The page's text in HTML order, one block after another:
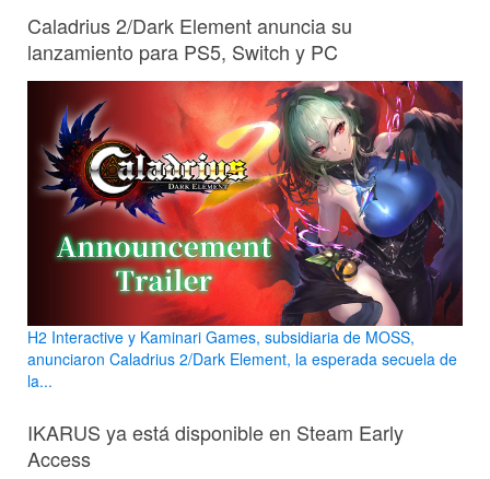
Caladrius 2/Dark Element anuncia su
lanzamiento para PS5, Switch y PC
H2 Interactive y Kaminari Games, subsidiaria de MOSS,
anunciaron Caladrius 2/Dark Element, la esperada secuela de
la...
IKARUS ya está disponible en Steam Early
Access